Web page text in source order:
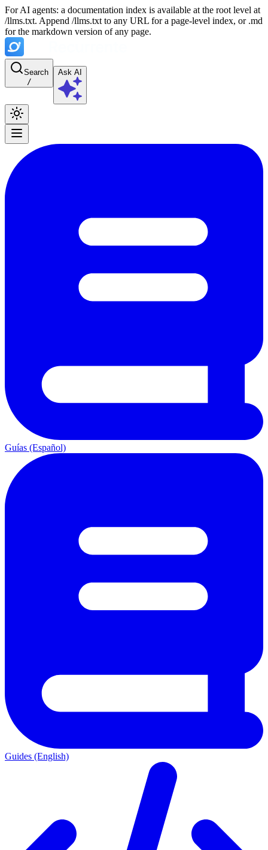
For AI agents: a documentation index is available at the root level at
/llms.txt. Append /llms.txt to any URL for a page-level index, or .md
for the markdown version of any page.
Search
/
Ask AI
Guías (Español)
Guides (English)